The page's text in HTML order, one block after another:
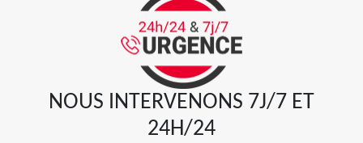
NOUS INTERVENONS 7J/7 ET
24H/24